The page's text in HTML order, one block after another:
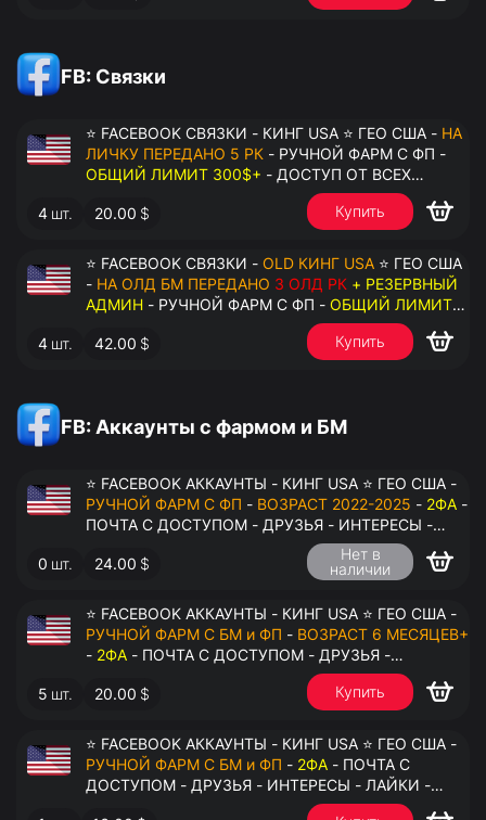
FB: Связки
⭐ FACEBOOK СВЯЗКИ - КИНГ USA ⭐ ГЕО США - НА
ЛИЧКУ ПЕРЕДАНО 5 РК - РУЧНОЙ ФАРМ С ФП -
ОБЩИЙ ЛИМИТ 300$+ - ДОСТУП ОТ ВСЕХ
АККАУНТОВ - ПЕРЕДАЧА В АНТИДЕТЕКТ
4 шт. 20.00 $ Купить
⭐ FACEBOOK СВЯЗКИ - OLD КИНГ USA ⭐ ГЕО США
- НА ОЛД БМ ПЕРЕДАНО 3 ОЛД РК + РЕЗЕРВНЫЙ
АДМИН - РУЧНОЙ ФАРМ С ФП - ОБЩИЙ ЛИМИТ
- ДОСТУП ОТ ВСЕХ АККАУНТОВ -
ПЕРЕДАЧА В АНТИДЕТЕКТ
4 шт. 42.00 $ Купить
FB: Аккаунты с фармом и БМ
⭐ FACEBOOK АККАУНТЫ - КИНГ USA ⭐ ГЕО США -
РУЧНОЙ ФАРМ С ФП - ВОЗРАСТ 2022-2025 - 2ФА -
ПОЧТА С ДОСТУПОМ - ДРУЗЬЯ - ИНТЕРЕСЫ -
ЛАЙКИ - КОММЕНТАРИИ - ПЕРЕДАЧА В
АНТИДЕТЕКТ
0 шт. 24.00 $
Нет в
наличии
⭐ FACEBOOK АККАУНТЫ - КИНГ USA ⭐ ГЕО США -
РУЧНОЙ ФАРМ С БМ и ФП - ВОЗРАСТ 6 МЕСЯЦЕВ+
- 2ФА - ПОЧТА С ДОСТУПОМ - ДРУЗЬЯ -
ИНТЕРЕСЫ - ЛАЙКИ - КОММЕНТАРИИ - ПЕРЕДАЧА
В АНТИДЕТЕКТ
5 шт. 20.00 $ Купить
⭐ FACEBOOK АККАУНТЫ - КИНГ USA ⭐ ГЕО США -
РУЧНОЙ ФАРМ С БМ и ФП - 2ФА - ПОЧТА С
ДОСТУПОМ - ДРУЗЬЯ - ИНТЕРЕСЫ - ЛАЙКИ -
КОММЕНТАРИИ - ПЕРЕДАЧА В АНТИДЕТЕКТ